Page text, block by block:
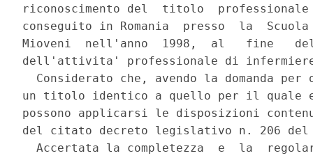
riconoscimento del  titolo
conseguito in Romania  presso  la
Mioveni  nell'anno  1998,  al   fine
dell'attivita' professionale di
Considerato che, avendo la domanda per
un titolo identico a quello per il quale
possono applicarsi le disposizioni
del citato decreto legislativo n. 206
Accertata la completezza  e  la